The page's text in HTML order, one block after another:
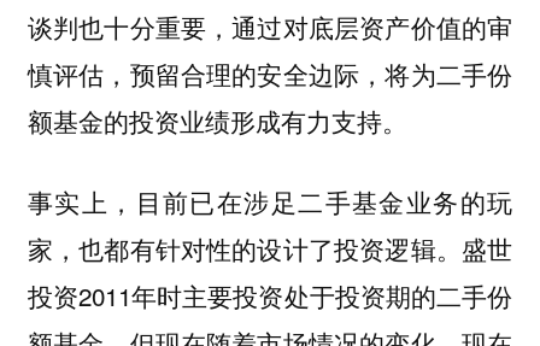
谈判也十分重要，通过对底层资产价值的审
慎评估，预留合理的安全边际，将为二手份
额基金的投资业绩形成有力支持。
事实上，目前已在涉足二手基金业务的玩
家，也都有针对性的设计了投资逻辑。盛世
投资2011年时主要投资处于投资期的二手份